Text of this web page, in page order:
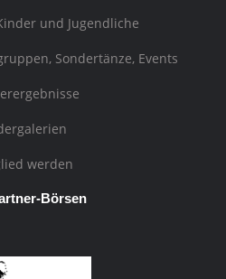
und Jugendliche
Sondertänze, Events
werden
Börsen